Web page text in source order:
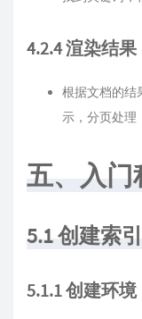
4.2.4 渲染结果
根据文档的结
示，分页处理
五、入门
5.1 创建索引
5.1.1 创建环境